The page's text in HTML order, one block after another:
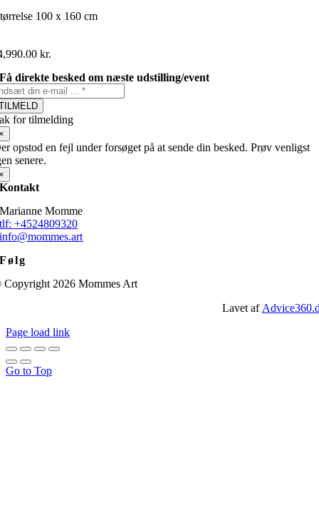
100 x 160 cm
kr.
Få direkte besked om næste udstilling/event
for tilmelding
opstod en fejl under forsøget på at sende din besked. Prøv venligst
senere.
Kontakt
Marianne Momme
tlf: +4524809320
info@mommes.art
Følg
Copyright 2026 Mommes Art
Lavet af
Page load link
Go to Top